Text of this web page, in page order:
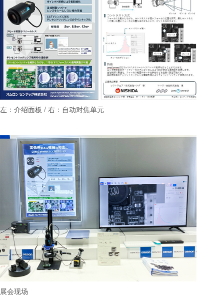
左：介绍面板 / 右：自动对焦单元
展会现场